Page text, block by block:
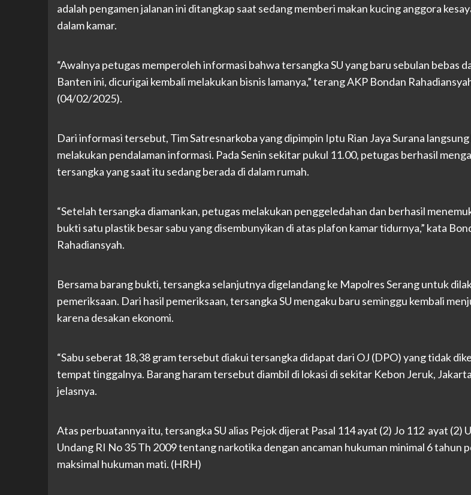
adalah pengamen jalanan ini ditangkap saat sedang memberi makan kucing anggora
dalam kamar.
“Awalnya petugas memperoleh informasi bahwa tersangka SU yang baru sebulan bebas
Banten ini, dicurigai kembali melakukan bisnis lamanya,” terang AKP Bondan
(04/02/2025).
Dari informasi tersebut, Tim Satresnarkoba yang dipimpin Iptu Rian Jaya Surana
melakukan pendalaman informasi. Pada Senin sekitar pukul 11.00, petugas berhasil
tersangka yang saat itu sedang berada di dalam rumah.
“Setelah tersangka diamankan, petugas melakukan penggeledahan dan berhasil
bukti satu plastik besar sabu yang disembunyikan di atas plafon kamar tidurnya,” kata
Rahadiansyah.
Bersama barang bukti, tersangka selanjutnya digelandang ke Mapolres Serang untuk
pemeriksaan. Dari hasil pemeriksaan, tersangka SU mengaku baru seminggu kembali
karena desakan ekonomi.
“Sabu seberat 18,38 gram tersebut diakui tersangka didapat dari OJ (DPO) yang tidak
tempat tinggalnya. Barang haram tersebut diambil di lokasi di sekitar Kebon Jeruk,
jelasnya.
Atas perbuatannya itu, tersangka SU alias Pejok dijerat Pasal 114 ayat (2) Jo 112 ayat (2)
Undang RI No 35 Th 2009 tentang narkotika dengan ancaman hukuman minimal 6 tahun
maksimal hukuman mati. (HRH)